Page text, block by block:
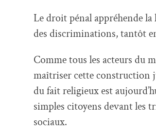
Le droit pénal appréhende
des discriminations, tantôt
Comme tous les acteurs du
maîtriser cette construction
du fait religieux est
simples citoyens devant les
sociaux.